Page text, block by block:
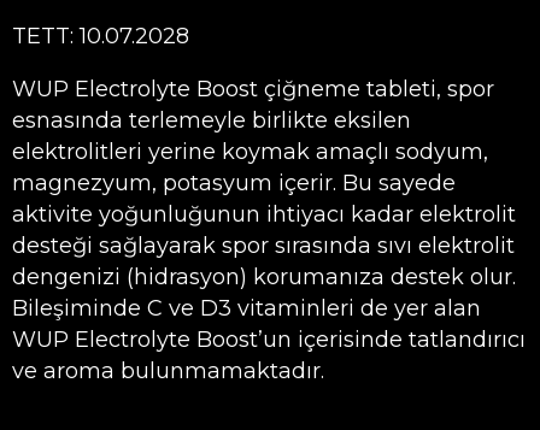
TETT: 10.07.2028
WUP Electrolyte Boost çiğneme tableti, spor
esnasında terlemeyle birlikte eksilen
elektrolitleri yerine koymak amaçlı sodyum,
magnezyum, potasyum içerir. Bu sayede
aktivite yoğunluğunun ihtiyacı kadar elektrolit
desteği sağlayarak spor sırasında sıvı elektrolit
dengenizi (hidrasyon) korumanıza destek olur.
Bileşiminde C ve D3 vitaminleri de yer alan
WUP Electrolyte Boost’un içerisinde tatlandırıcı
ve aroma bulunmamaktadır.